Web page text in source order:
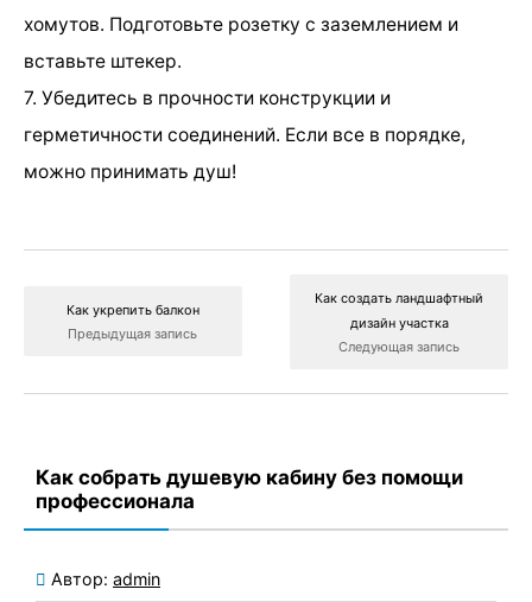
хомутов. Подготовьте розетку с заземлением и
вставьте штекер.
7. Убедитесь в прочности конструкции и
герметичности соединений. Если все в порядке,
можно принимать душ!
Как укрепить балкон
Предыдущая запись
Как создать ландшафтный
дизайн участка
Следующая запись
Как собрать душевую кабину без помощи
профессионала
Автор: admin